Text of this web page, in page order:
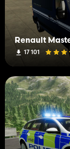
17 101